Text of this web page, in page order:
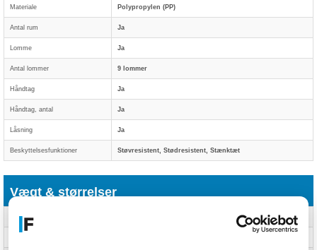
Materiale Polypropylen (PP)
Antal rum Ja
Lomme Ja
Antal lommer 9 lommer
Håndtag Ja
Håndtag, antal Ja
Låsning Ja
Beskyttelsesfunktioner Støvresistent, Stødresistent, Stænktæt
Vægt & størrelser
Bredde